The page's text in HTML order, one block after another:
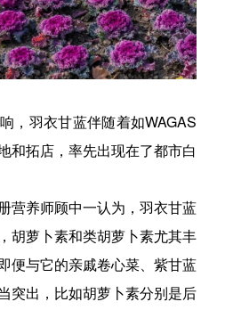
，羽衣甘蓝伴随着如WAGAS
和拓店，率先出现在了都市白
营养师顾中一认为，羽衣甘蓝
胡萝卜素和类胡萝卜素尤其丰
便与它的亲戚卷心菜、紫甘蓝
突出，比如胡萝卜素分别是后